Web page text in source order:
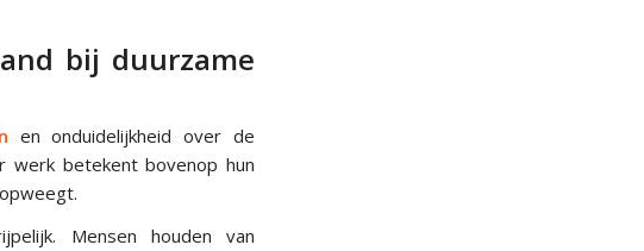
bij duurzame
en onduidelijkheid over de
werk betekent bovenop hun
Mensen houden van